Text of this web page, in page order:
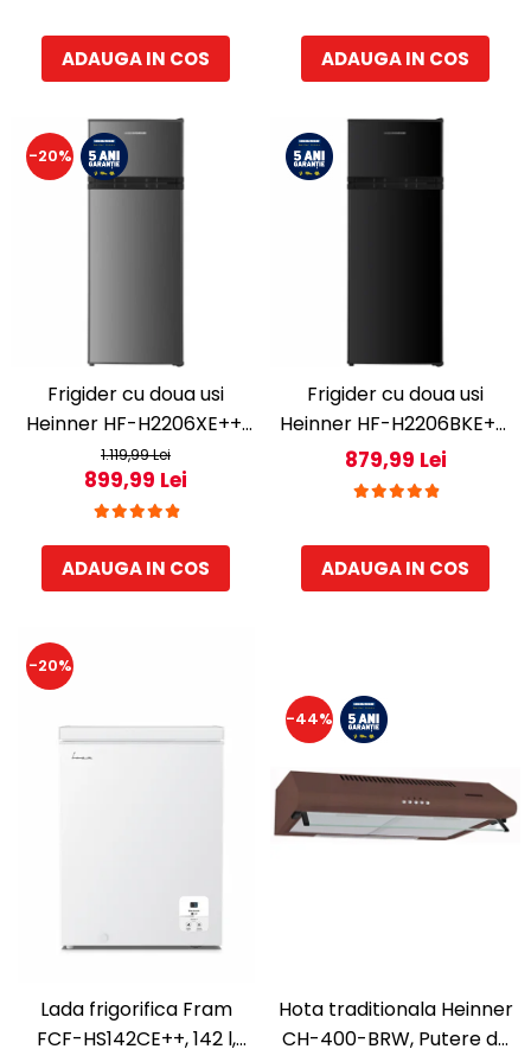
ADAUGA IN COS ADAUGA IN COS
-20%
Frigider cu doua usi
Heinner HF-H2206XE++,
206 l, Clasa E, lumina LED,
3 rafturi de sticla, H 143
cm, Inox
1.119,99 Lei
899,99 Lei
ADAUGA IN COS
Frigider cu doua usi
Heinner HF-H2206BKE++,
206 l, Clasa E, lumina LED,
3 rafturi de sticla, H 143
879,99 Lei
ADAUGA IN COS
-20%
Lada frigorifica Fram
FCF-HS142CE++, 142 l,
-44%
Hota traditionala Heinner
CH-400-BRW, Putere de